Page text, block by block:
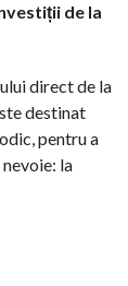
de la
direct de la
destinat
pentru a
la